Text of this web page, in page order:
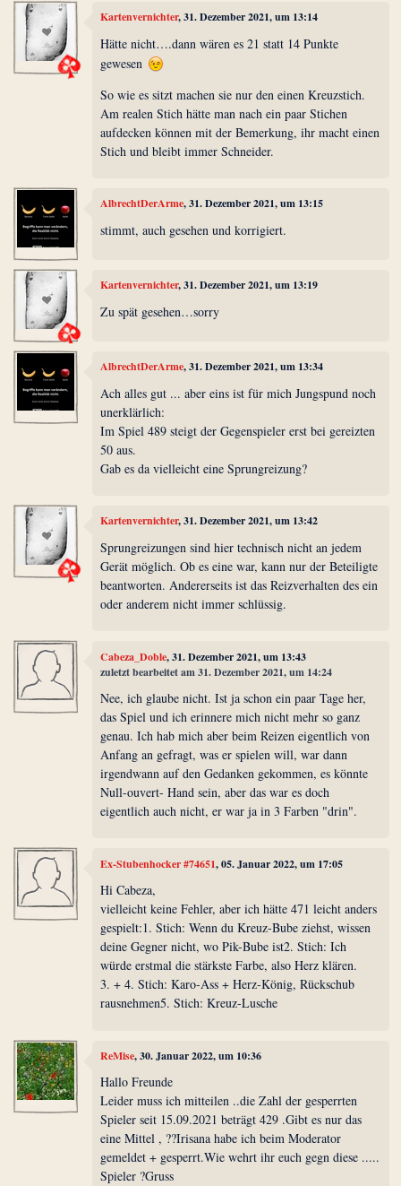
Kartenvernichter, 31. Dezember 2021, um 13:14
Hätte nicht….dann wären es 21 statt 14 Punkte
gewesen
So wie es sitzt machen sie nur den einen Kreuzstich.
Am realen Stich hätte man nach ein paar Stichen
aufdecken können mit der Bemerkung, ihr macht einen
Stich und bleibt immer Schneider.
AlbrechtDerArme, 31. Dezember 2021, um 13:15
stimmt, auch gesehen und korrigiert.
Kartenvernichter, 31. Dezember 2021, um 13:19
Zu spät gesehen…sorry
AlbrechtDerArme, 31. Dezember 2021, um 13:34
Ach alles gut ... aber eins ist für mich Jungspund noch
unerklärlich:
Im Spiel 489 steigt der Gegenspieler erst bei gereizten
50 aus.
Gab es da vielleicht eine Sprungreizung?
Kartenvernichter, 31. Dezember 2021, um 13:42
Sprungreizungen sind hier technisch nicht an jedem
Gerät möglich. Ob es eine war, kann nur der Beteiligte
beantworten. Andererseits ist das Reizverhalten des ein
oder anderem nicht immer schlüssig.
Cabeza_Doble, 31. Dezember 2021, um 13:43
zuletzt bearbeitet am 31. Dezember 2021, um 14:24
Nee, ich glaube nicht. Ist ja schon ein paar Tage her,
das Spiel und ich erinnere mich nicht mehr so ganz
genau. Ich hab mich aber beim Reizen eigentlich von
Anfang an gefragt, was er spielen will, war dann
irgendwann auf den Gedanken gekommen, es könnte
Null-ouvert- Hand sein, aber das war es doch
eigentlich auch nicht, er war ja in 3 Farben "drin".
Ex-Stubenhocker #74651, 05. Januar 2022, um 17:05
Hi Cabeza,
vielleicht keine Fehler, aber ich hätte 471 leicht anders
gespielt:1. Stich: Wenn du Kreuz-Bube ziehst, wissen
deine Gegner nicht, wo Pik-Bube ist2. Stich: Ich
würde erstmal die stärkste Farbe, also Herz klären.
3. + 4. Stich: Karo-Ass + Herz-König, Rückschub
rausnehmen5. Stich: Kreuz-Lusche
ReMise, 30. Januar 2022, um 10:36
Hallo Freunde
Leider muss ich mitteilen ..die Zahl der gesperrten
Spieler seit 15.09.2021 beträgt 429 .Gibt es nur das
eine Mittel , ??Irisana habe ich beim Moderator
gemeldet + gesperrt.Wie wehrt ihr euch gegn diese .....
Spieler ?Gruss